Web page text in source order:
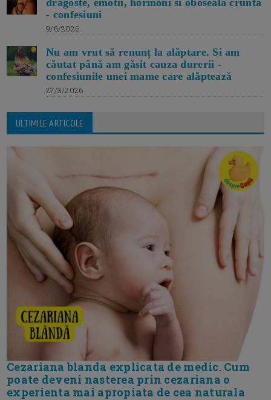
- confesiuni
9/6/2026
Nu am vrut să renunț la alăptare. Si am
căutat până am găsit cauza durerii -
confesiunile unei mame care alăptează
27/3/2026
ULTIMILE ARTICOLE
Cezariana blanda explicata de medic. Cum
poate deveni nasterea prin cezariana o
experienta mai apropiata de cea naturala